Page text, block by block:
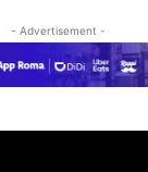
- Advertisement -